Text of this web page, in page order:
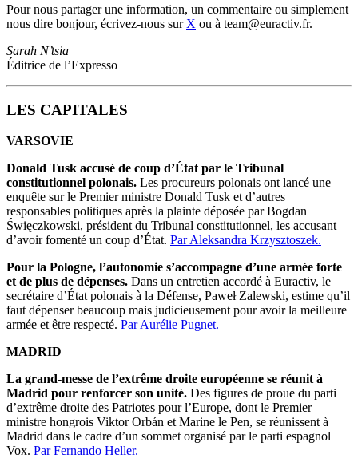
Pour nous partager une information, un commentaire ou simplement
nous dire bonjour, écrivez-nous sur X ou à team@euractiv.fr.
Sarah N’tsia
Éditrice de l’Expresso
LES CAPITALES
VARSOVIE
Donald Tusk accusé de coup d’État par le Tribunal
constitutionnel polonais. Les procureurs polonais ont lancé une
enquête sur le Premier ministre Donald Tusk et d’autres
responsables politiques après la plainte déposée par Bogdan
Święczkowski, président du Tribunal constitutionnel, les accusant
d’avoir fomenté un coup d’État. Par Aleksandra Krzysztoszek.
Pour la Pologne, l’autonomie s’accompagne d’une armée forte
et de plus de dépenses. Dans un entretien accordé à Euractiv, le
secrétaire d’État polonais à la Défense, Paweł Zalewski, estime qu’il
faut dépenser beaucoup mais judicieusement pour avoir la meilleure
armée et être respecté. Par Aurélie Pugnet.
MADRID
La grand-messe de l’extrême droite européenne se réunit à
Madrid pour renforcer son unité. Des figures de proue du parti
d’extrême droite des Patriotes pour l’Europe, dont le Premier
ministre hongrois Viktor Orbán et Marine le Pen, se réunissent à
Madrid dans le cadre d’un sommet organisé par le parti espagnol
Vox. Par Fernando Heller.